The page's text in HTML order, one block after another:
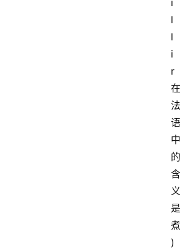
i
l
l
i
r
在
法
语
中
的
含
义
是
煮
)